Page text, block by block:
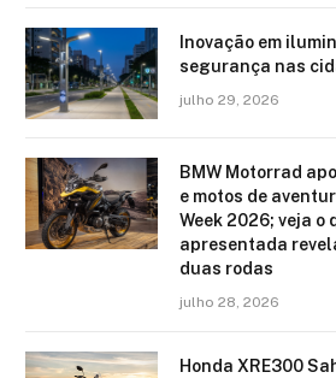
Inovação em
segurança nas
julho 29, 2026
BMW Motorrad
e motos de
Week 2026; veja o
apresentada
duas rodas
julho 28, 2026
Honda XRE300